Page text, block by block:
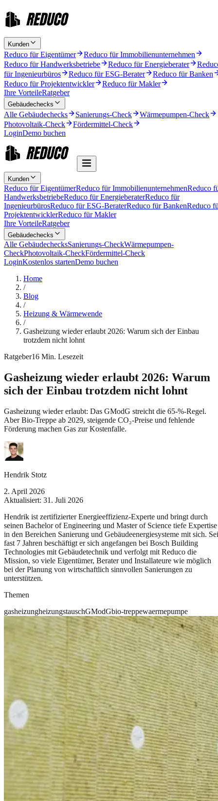
Kunden
Reduco für Eigentümer
Reduco für Immobilienunternehmen
Reduco für Handwerksbetriebe
Reduco für Energieberater
für Ingenieurbüros
Reduco für ESG-Berater
Reduco für Banken
Reduco für Projektentwickler
Reduco für Makler
Ihre VorteileRatgeber
Gebäudechecks
Alle Gebäudechecks Sanierungs-Check
Wärmepumpen-Check
Photovoltaik-Check
Fördermittel-Check
LoginDemo buchen
Kunden
Reduco für EigentümerReduco für ImmobilienunternehmenReduco
HandwerksbetriebeReduco für EnergieberaterReduco für
IngenieurbürosReduco für ESG-BeraterReduco für BankenReduco
ProjektentwicklerReduco für Makler
Ihre VorteileRatgeber
Gebäudechecks
Alle GebäudechecksSanierungs-CheckWärmepumpen-
CheckPhotovoltaik-CheckFördermittel-Check
LoginKostenlos startenDemo buchen
Home
/
Blog
/
Heizung & Wärmewende
/
Gasheizung wieder erlaubt 2026: Warum sich der Einbau
trotzdem nicht lohnt
Ratgeber16 Min. Lesezeit
Gasheizung wieder erlaubt 2026: Warum
sich der Einbau trotzdem nicht lohnt
Gasheizung wieder erlaubt: Das GModG streicht die 65-%-Regel.
Aber Bio-Treppe ab 2029, steigende CO₂-Preise und fehlende
Förderung machen Gas zur Kostenfalle.
Hendrik Stotz
2. April 2026
Aktualisiert: 31. Juli 2026
Hendrik ist zertifizierter Energieeffizienz-Experte und bringt durch
seinen Bachelor of Engineering und Master of Science tiefe Expertise
in den Bereichen Sanierung und Gebäudeenergiesysteme mit sich.
fast 7 Jahren beschäftigt er sich angefangen bei Bosch Building
Technologies mit Gebäudetechnik und verfolgt mit Reduco die
Mission, so viele Eigentümer, Berater und Installateure wie möglich
bei der Planung von wirtschaftlich sinnvollen Sanierungen zu
unterstützen.
Themen
gasheizungheizungstauschGModGbio-treppewaermepumpe